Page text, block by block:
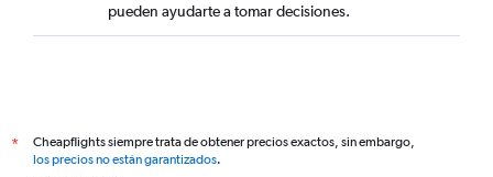
pueden ayudarte a tomar decisiones.
*
Cheapflights siempre trata de obtener precios exactos, sin embargo,
los precios no están garantizados.